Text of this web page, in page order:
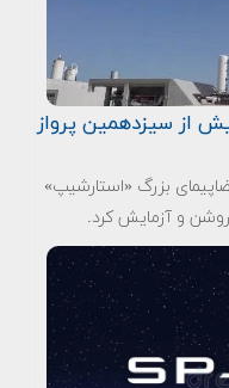
پیش از سیزدهمین پرواز
تمام ۶ موتور فضاپیمای بزرگ «استارشیپ»
و آزمایش کرد.